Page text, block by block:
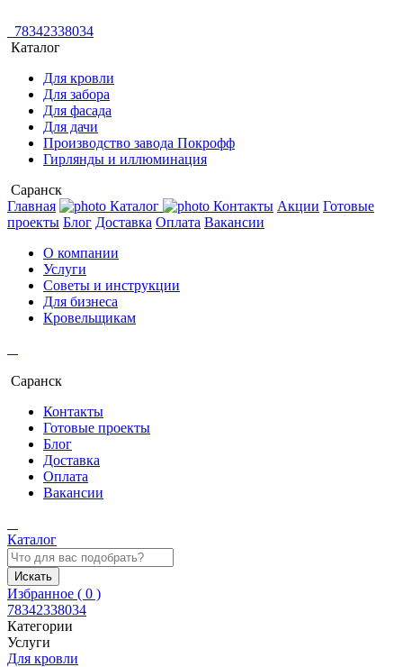
78342338034
Каталог
Для кровли
Для забора
Для фасада
Для дачи
Производство завода Покрофф
Гирлянды и иллюминация
Саранск
Главная
Каталог Контакты Акции Готовые
проекты Блог Доставка Оплата Вакансии
О компании
Услуги
Советы и инструкции
Для бизнеса
Кровельщикам
Саранск
Контакты
Готовые проекты
Блог
Доставка
Оплата
Вакансии
Каталог
Искать
Избранное ( 0 )
78342338034
Категории
Услуги
Для кровли